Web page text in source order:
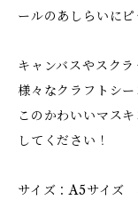
ールのあしらいにピ
キャンバスやスクラ
様々なクラフトシー
このかわいいマス
してください！
サイズ：A5サイズ